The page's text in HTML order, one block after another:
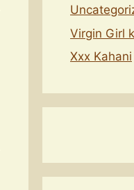
Virgin Girl
Xxx Kahani